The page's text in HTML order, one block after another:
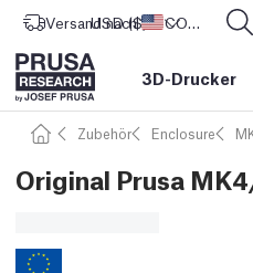
Versand nach Vereinigte
USD ($) CORE One L: Jetzt auf Lager!
3D-Drucker
Zubehör Enclosure
Original Prusa